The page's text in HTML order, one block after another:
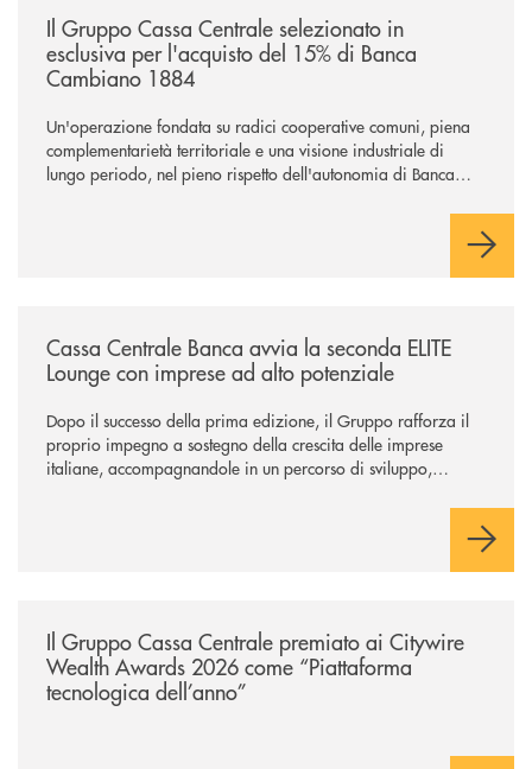
Il Gruppo Cassa Centrale selezionato in
esclusiva per l'acquisto del 15% di Banca
Cambiano 1884
Un'operazione fondata su radici cooperative comuni, piena
complementarietà territoriale e una visione industriale di
lungo periodo, nel pieno rispetto dell'autonomia di Banca
negoziazione esclusiva per la finalizzazione dell’operazione.
Cassa Centrale Banca avvia la seconda ELITE
Lounge con imprese ad alto potenziale
Dopo il successo della prima edizione, il Gruppo rafforza il
proprio impegno a sostegno della crescita delle imprese
italiane, accompagnandole in un percorso di sviluppo,
Il Gruppo Cassa Centrale premiato ai Citywire
Wealth Awards 2026 come “Piattaforma
tecnologica dell’anno”